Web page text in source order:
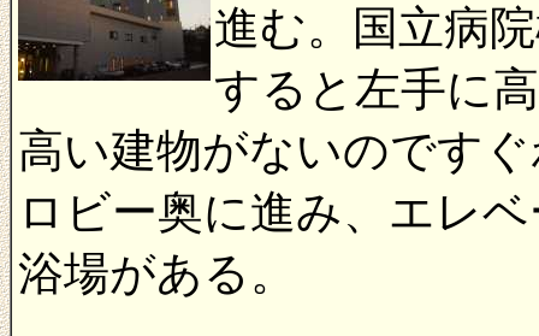
進む。国立病
すると左手に
高い建物がないのです
ロビー奥に進み、エレ
浴場がある。